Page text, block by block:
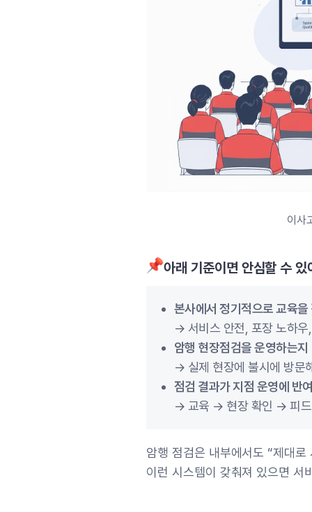
이사
아래 기준이면 안심할 수 있
본사에서 정기적으로 교육을
→ 서비스 안전, 포장 노하
암행 현장점검을 운영하는지
→ 실제 현장에 불시에 방문
점검 결과가 지점 운영에 반
→ 교육 → 현장 확인 → 피드
암행 점검은 내부에서도 “제대
이런 시스템이 갖춰져 있으면 서